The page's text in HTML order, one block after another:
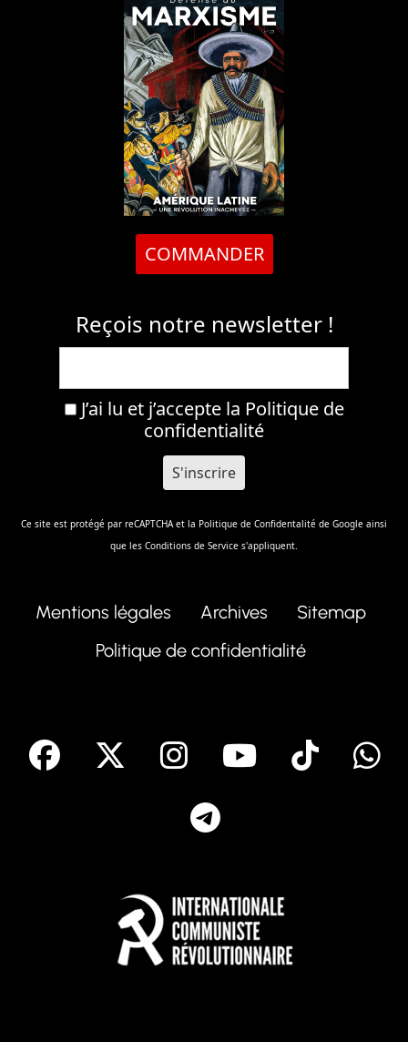
COMMANDER
Reçois notre newsletter !
J’ai lu et j’accepte la Politique de
confidentialité
Ce site est protégé par reCAPTCHA et la Politique de Confidentalité de Google ainsi
que les Conditions de Service s'appliquent.
Mentions légales Archives
Sitemap
Politique de confidentialité
facebook Instagram
Youtube
Tik